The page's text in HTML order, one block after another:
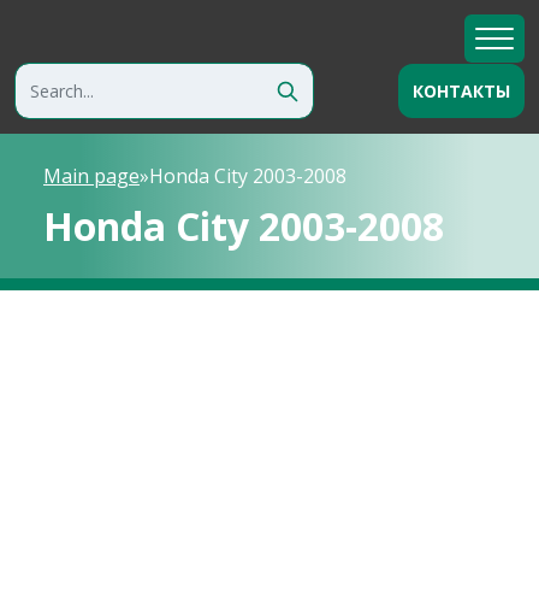
КОНТАКТЫ
Main page»Honda City 2003-2008
Honda City 2003-2008